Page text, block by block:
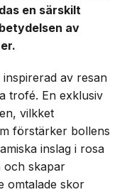
en särskilt
av
av resan
trofé. En exklusiv
vilkket
förstärker bollens
inslag i rosa
och skapar
omtalade skor